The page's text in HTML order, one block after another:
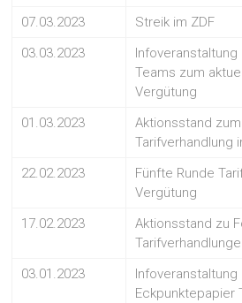
07.03.2023
Streik im ZDF
03.03.2023
Teams zum
Vergütung
01.03.2023
Aktionsstand
Tarifverhandlung
22.02.2023
Fünfte Runde
Vergütung
17.02.2023
Aktionsstand zu
03.01.2023
Infoveranstaltung
Eckpunktepapier